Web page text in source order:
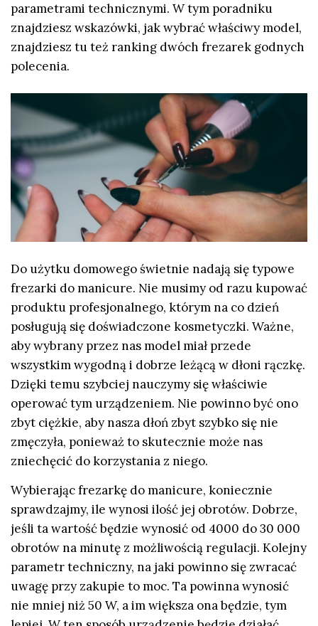
parametrami technicznymi. W tym poradniku
znajdziesz wskazówki, jak wybrać właściwy model,
znajdziesz tu też ranking dwóch frezarek godnych
polecenia.
Do użytku domowego świetnie nadają się typowe
frezarki do manicure. Nie musimy od razu kupować
produktu profesjonalnego, którym na co dzień
posługują się doświadczone kosmetyczki. Ważne,
aby wybrany przez nas model miał przede
wszystkim wygodną i dobrze leżącą w dłoni rączkę.
Dzięki temu szybciej nauczymy się właściwie
operować tym urządzeniem. Nie powinno być ono
zbyt ciężkie, aby nasza dłoń zbyt szybko się nie
zmęczyła, ponieważ to skutecznie może nas
zniechęcić do korzystania z niego.
Wybierając frezarkę do manicure, koniecznie
sprawdzajmy, ile wynosi ilość jej obrotów. Dobrze,
jeśli ta wartość będzie wynosić od 4000 do 30 000
obrotów na minutę z możliwością regulacji. Kolejny
parametr techniczny, na jaki powinno się zwracać
uwagę przy zakupie to moc. Ta powinna wynosić
nie mniej niż 50 W, a im większa ona będzie, tym